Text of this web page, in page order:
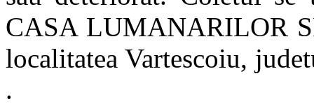
CASA LUMANARILOR
localitatea Vartescoiu,
.